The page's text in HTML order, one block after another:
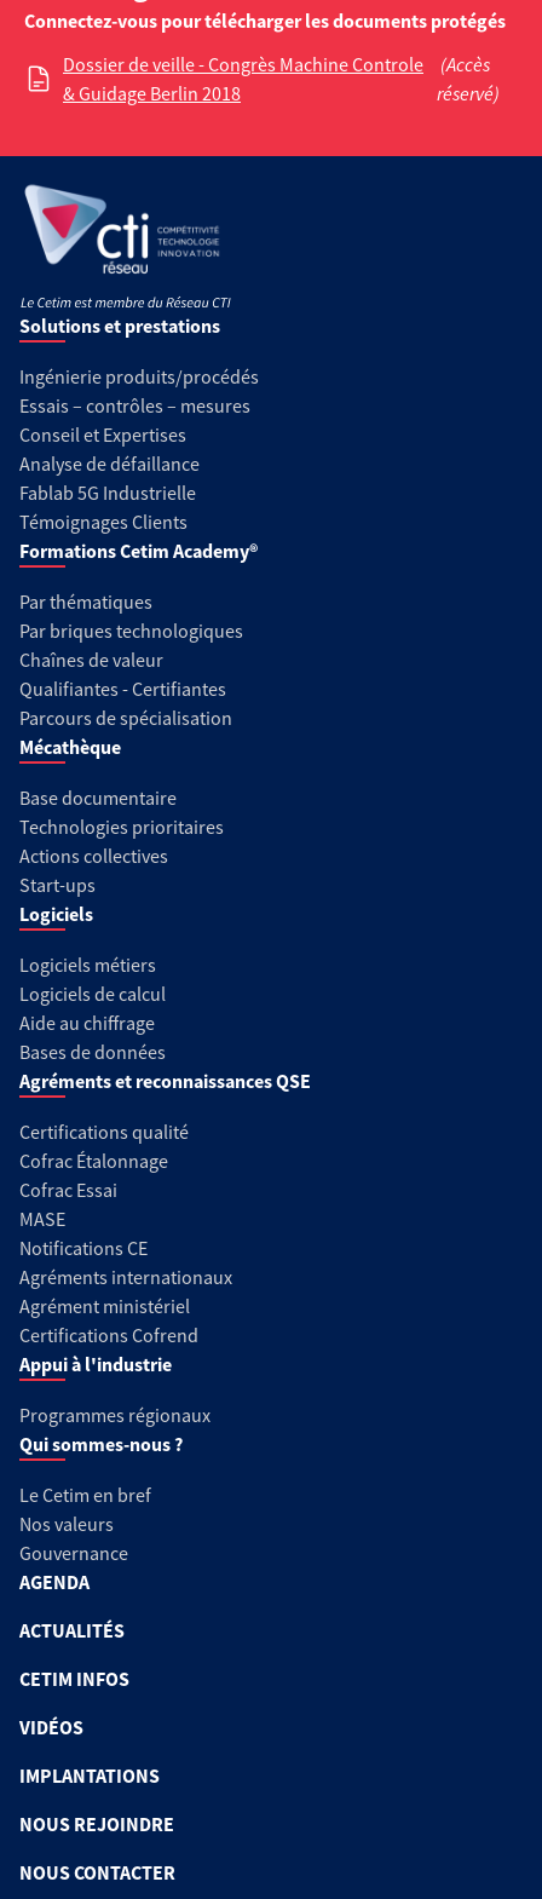
Connectez-vous pour télécharger les documents protégés
Dossier de veille - Congrès Machine Controle
& Guidage Berlin 2018
(Accès
réservé)
Solutions et prestations
Ingénierie produits/procédés
Essais – contrôles – mesures
Conseil et Expertises
Analyse de défaillance
Fablab 5G Industrielle
Témoignages Clients
Formations Cetim Academy®
Par thématiques
Par briques technologiques
Chaînes de valeur
Qualifiantes - Certifiantes
Parcours de spécialisation
Mécathèque
Base documentaire
Technologies prioritaires
Actions collectives
Start-ups
Logiciels
Logiciels métiers
Logiciels de calcul
Aide au chiffrage
Bases de données
Agréments et reconnaissances QSE
Certifications qualité
Cofrac Étalonnage
Cofrac Essai
MASE
Notifications CE
Agréments internationaux
Agrément ministériel
Certifications Cofrend
Appui à l'industrie
Programmes régionaux
Qui sommes-nous ?
Le Cetim en bref
Nos valeurs
Gouvernance
AGENDA
ACTUALITÉS
CETIM INFOS
VIDÉOS
IMPLANTATIONS
NOUS REJOINDRE
NOUS CONTACTER